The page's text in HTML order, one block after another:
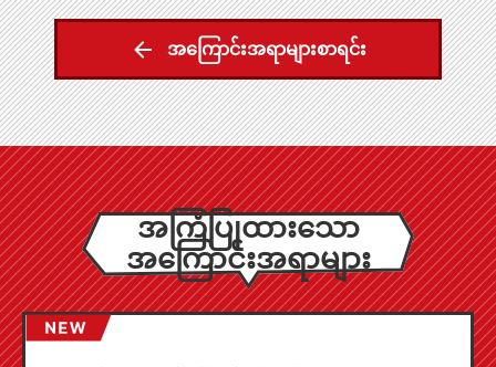
အကြောင်းအရာများစာရင်း
အကြံပြုထားသော
အကြောင်းအရာများ